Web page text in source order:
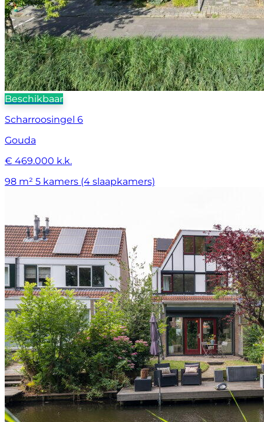
Beschikbaar
Scharroosingel 6
Gouda
€ 469.000 k.k.
98 m² 5 kamers (4 slaapkamers)